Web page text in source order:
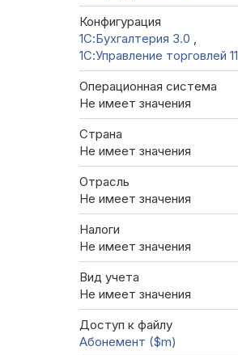
Конфигурация
1С:Бухгалтерия 3.0 ,
1С:Управление торговлей 11
Операционная система
Не имеет значения
Страна
Не имеет значения
Отрасль
Не имеет значения
Налоги
Не имеет значения
Вид учета
Не имеет значения
Доступ к файлу
Абонемент ($m)